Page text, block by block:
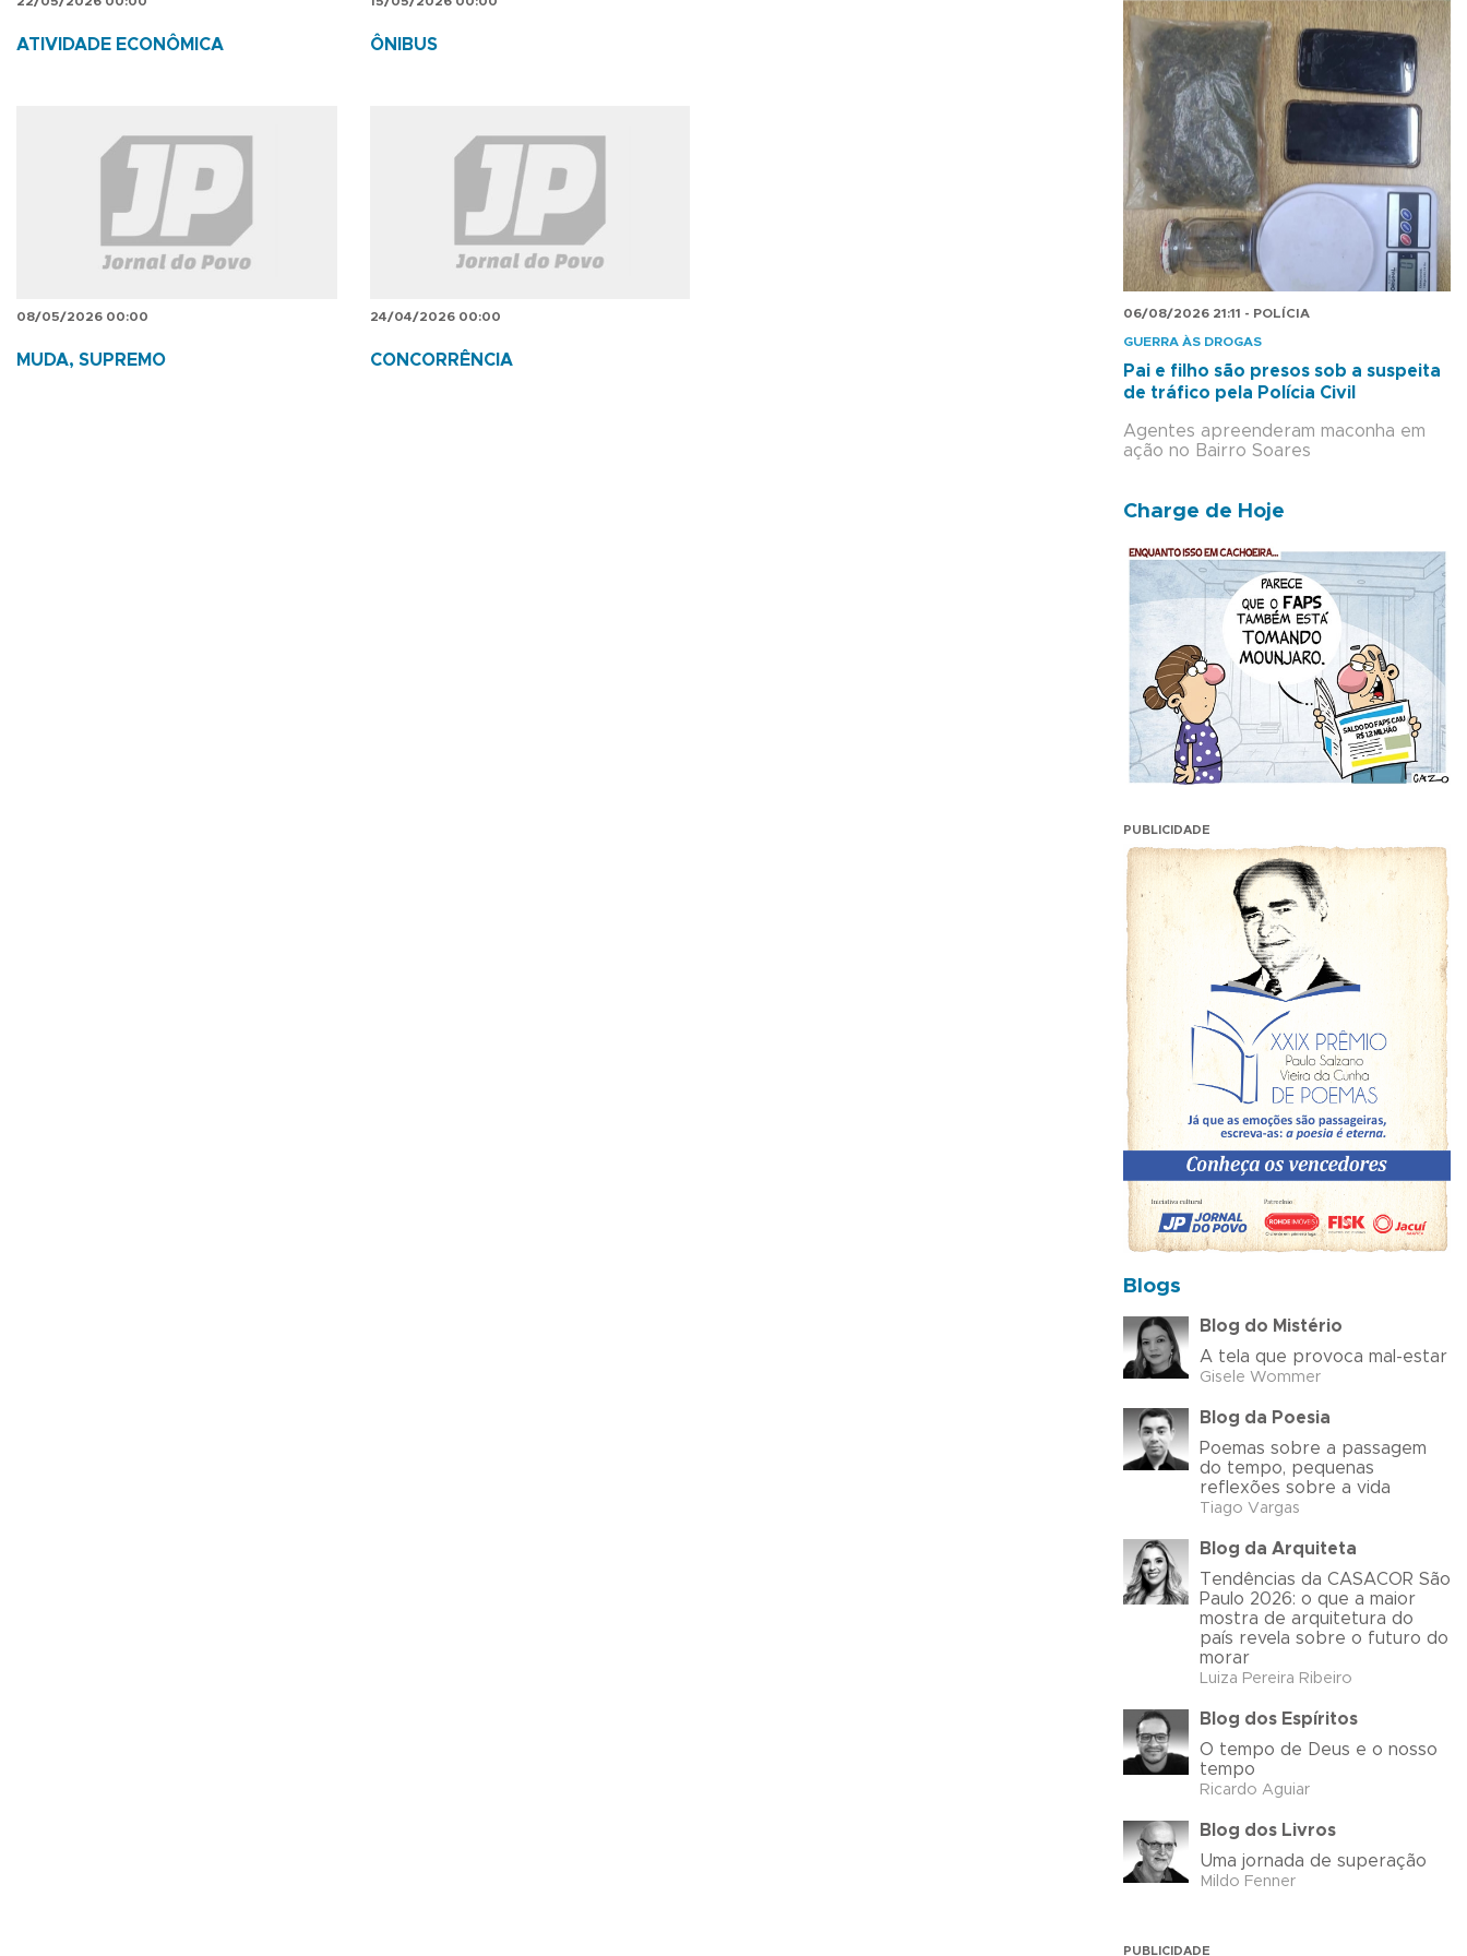
ATIVIDADE ECONÔMICA ÔNIBUS
08/05/2026 00:00
MUDA, SUPREMO
24/04/2026 00:00
CONCORRÊNCIA
06/08/2026 21:11 - POLÍCIA
GUERRA ÀS DROGAS
Pai e filho são presos sob a suspeita
de tráfico pela Polícia Civil
Agentes apreenderam maconha em
ação no Bairro Soares
Charge de Hoje
PUBLICIDADE
Blogs
Blog do Mistério
A tela que provoca mal-estar
Gisele Wommer
Blog da Poesia
Poemas sobre a passagem
do tempo, pequenas
reflexões sobre a vida
Tiago Vargas
Blog da Arquiteta
Tendências da CASACOR São
Paulo 2026: o que a maior
mostra de arquitetura do
país revela sobre o futuro do
morar
Luiza Pereira Ribeiro
Blog dos Espíritos
O tempo de Deus e o nosso
tempo
Ricardo Aguiar
Blog dos Livros
Uma jornada de superação
Mildo Fenner
PUBLICIDADE